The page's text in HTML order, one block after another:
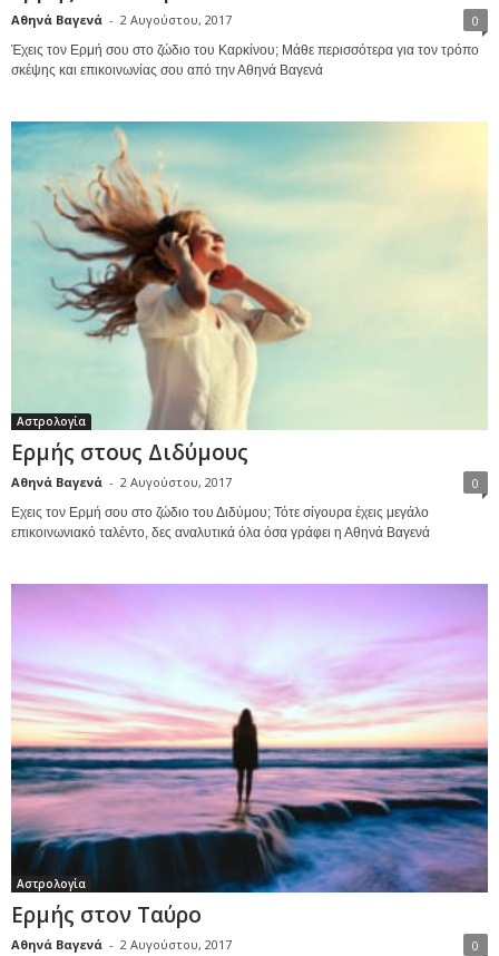
Αθηνά Βαγενά - 2 Αυγούστου, 2017 0
Έχεις τον Ερμή σου στο ζώδιο του Καρκίνου; Μάθε περισσότερα για τον τρόπο
σκέψης και επικοινωνίας σου από την Αθηνά Βαγενά
Αστρολογία
Ερμής στους Διδύμους
Αθηνά Βαγενά - 2 Αυγούστου, 2017 0
Εχεις τον Ερμή σου στο ζώδιο του Διδύμου; Τότε σίγουρα έχεις μεγάλο
επικοινωνιακό ταλέντο, δες αναλυτικά όλα όσα γράφει η Αθηνά Βαγενά
Αστρολογία
Ερμής στον Ταύρο
Αθηνά Βαγενά - 2 Αυγούστου, 2017 0